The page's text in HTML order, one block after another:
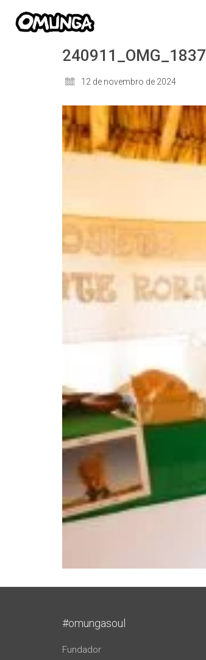
240911_OMG_1837
12 de novembro de 2024
#omungasoul
Fundador